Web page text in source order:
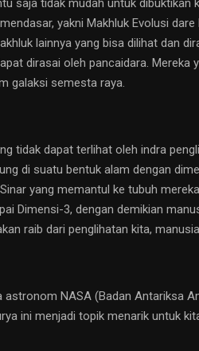
yakni Makhluk Evolusi
lainnya yang bisa dilihat dan
dirasai oleh pancaidara.
galaksi semesta raya.
tidak dapat terlihat oleh indra
di suatu bentuk alam dengan
yang memantul ke tubuh
Dimensi-3, dengan demikian
raib dari penglihatan kita, manusia.
NASA (Badan Antariksa
ini menjadi topik menarik untuk